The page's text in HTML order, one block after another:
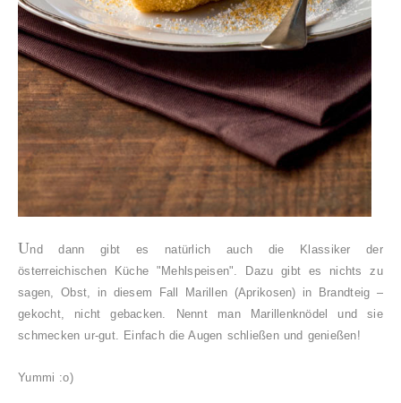
Und dann gibt es natürlich auch die Klassiker der
österreichischen Küche "Mehlspeisen". Dazu gibt es nichts zu
sagen, Obst, in diesem Fall Marillen (Aprikosen) in Brandteig –
gekocht, nicht gebacken. Nennt man Marillenknödel und sie
schmecken ur-gut. Einfach die Augen schließen und genießen!
Yummi :o)